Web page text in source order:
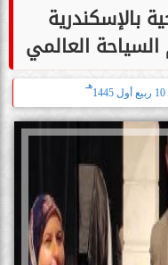
بالإسكندرية
العالمي
10 ربيع أول 1445
هـ